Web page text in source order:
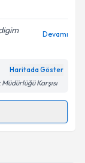
Devamı
Haritada Göster
Karşısı